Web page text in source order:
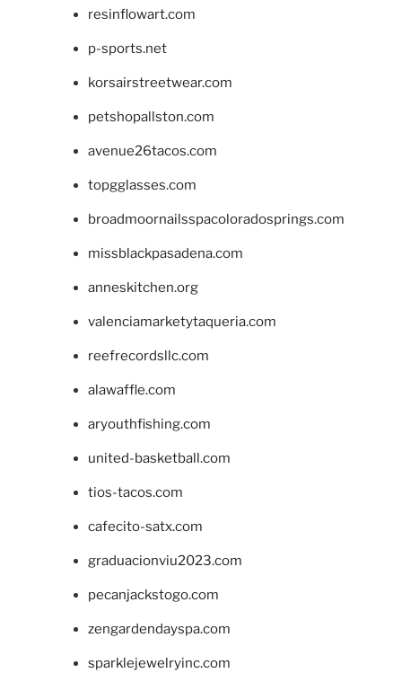
resinflowart.com
p-sports.net
korsairstreetwear.com
petshopallston.com
avenue26tacos.com
topgglasses.com
broadmoornailsspacoloradosprings.com
missblackpasadena.com
anneskitchen.org
valenciamarketytaqueria.com
reefrecordsllc.com
alawaffle.com
aryouthfishing.com
united-basketball.com
tios-tacos.com
cafecito-satx.com
graduacionviu2023.com
pecanjackstogo.com
zengardendayspa.com
sparklejewelryinc.com